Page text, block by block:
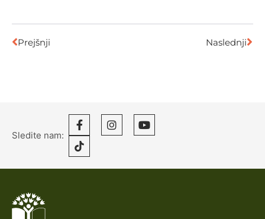
Prejšnji Naslednji
Sledite nam: